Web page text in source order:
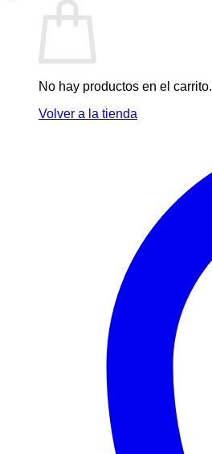
No hay productos en el carrito.
Volver a la tienda